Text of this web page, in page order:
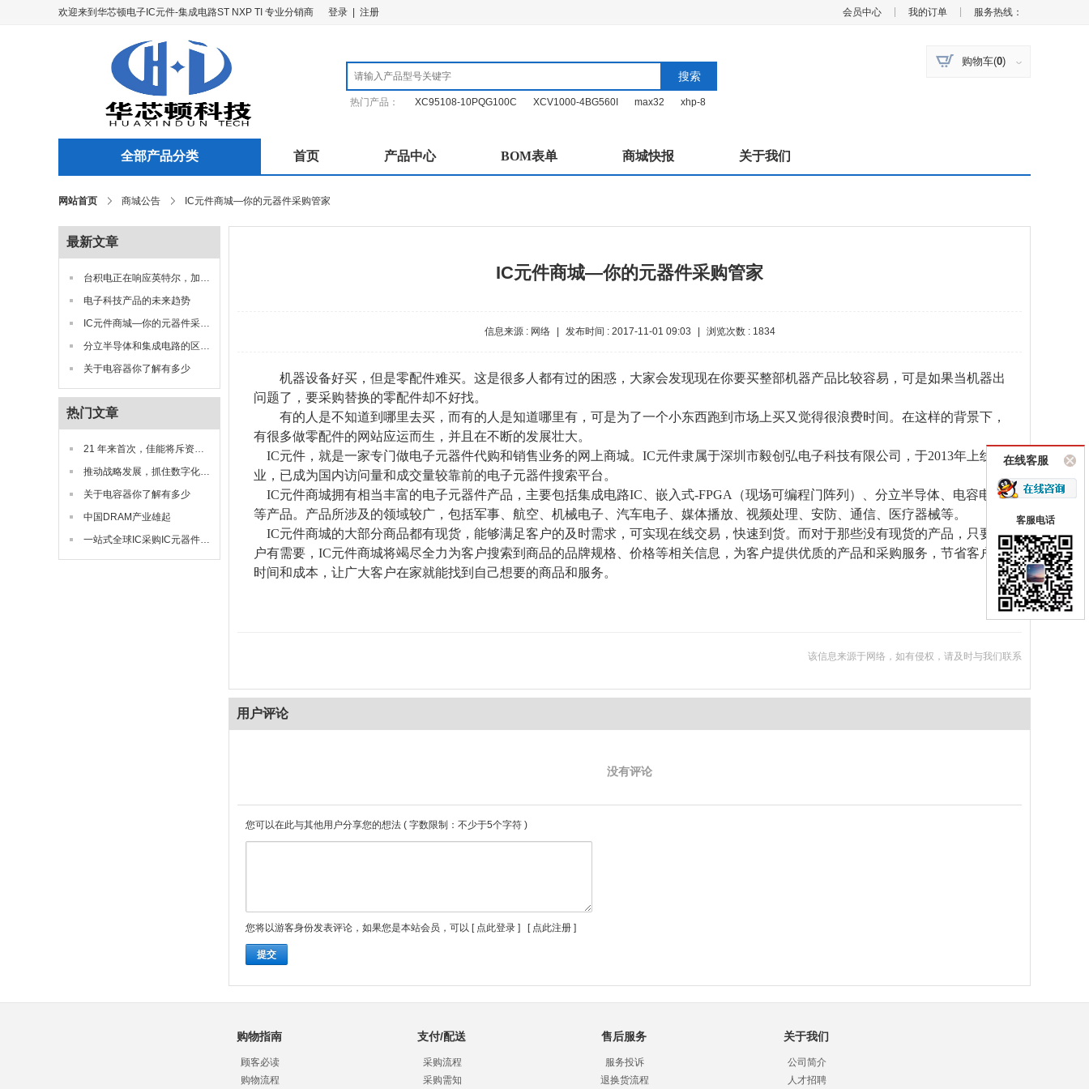
欢迎来到华芯顿电子IC元件-集成电路ST NXP TI 专业分销商 登录 注册 会员中心 我的订单 服务热线：
购物车(0)
搜索
热门产品： XC95108-10PQG100C XCV1000-4BG560I max32 xhp-8
全部产品分类 首页 产品中心 BOM表单 商城快报 关于我们
网站首页 商城公告 IC元件商城—你的元器件采购管家
最新文章
台积电正在响应英特尔，加大半导体投资
电子科技产品的未来趋势
IC元件商城—你的元器件采购管家
分立半导体和集成电路的区别在哪里
关于电容器你了解有多少
热门文章
21 年来首次，佳能将斥资约 24.55 亿元在日本建造芯片制造设备工厂
推动战略发展，抓住数字化转型商机
关于电容器你了解有多少
中国DRAM产业雄起
一站式全球IC采购IC元器件商城
IC元件商城—你的元器件采购管家
信息来源 : 网络 发布时间 : 2017-11-01 09:03 浏览次数 : 1834
机器设备好买，但是零配件难买。这是很多人都有过的困惑，大家会发现现在你要买整部机器产品比较容易，可是如果当机器出
问题了，要采购替换的零配件却不好找。
有的人是不知道到哪里去买，而有的人是知道哪里有，可是为了一个小东西跑到市场上买又觉得很浪费时间。在这样的背景下，
有很多做零配件的网站应运而生，并且在不断的发展壮大。
IC元件，就是一家专门做电子元器件代购和销售业务的网上商城。IC元件隶属于深圳市毅创弘电子科技有限公司，于2013年上线营
业，已成为国内访问量和成交量较靠前的电子元器件搜索平台。
IC元件商城拥有相当丰富的电子元器件产品，主要包括集成电路IC、嵌入式-FPGA（现场可编程门阵列）、分立半导体、电容电阻
等产品。产品所涉及的领域较广，包括军事、航空、机械电子、汽车电子、媒体播放、视频处理、安防、通信、医疗器械等。
IC元件商城的大部分商品都有现货，能够满足客户的及时需求，可实现在线交易，快速到货。而对于那些没有现货的产品，只要客
户有需要，IC元件商城将竭尽全力为客户搜索到商品的品牌规格、价格等相关信息，为客户提供优质的产品和采购服务，节省客户的
时间和成本，让广大客户在家就能找到自己想要的商品和服务。
该信息来源于网络，如有侵权，请及时与我们联系
用户评论
没有评论
您可以在此与其他用户分享您的想法 ( 字数限制：不少于5个字符 )
您将以游客身份发表评论，如果您是本站会员，可以 [ 点此登录 ] [ 点此注册 ]
提交
购物指南
顾客必读
购物流程
支付/配送
采购流程
采购需知
售后服务
服务投诉
退换货流程
关于我们
公司简介
人才招聘
在线客服
客服电话